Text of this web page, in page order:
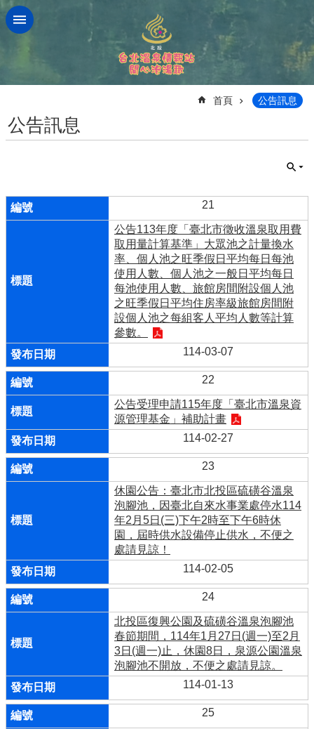
跳到主要內容區塊
首頁 公告訊息
公告訊息
21
公告113年度「臺北市徵收溫泉取用費
取用量計算基準」大眾池之計量換水
率、個人池之旺季假日平均每日每池
使用人數、個人池之一般日平均每日
每池使用人數、旅館房間附設個人池
之旺季假日平均住房率級旅館房間附
設個人池之每組客人平均人數等計算
參數。
114-03-07
22
公告受理申請115年度「臺北市溫泉資
源管理基金」補助計畫
114-02-27
23
休園公告：臺北市北投區硫磺谷溫泉
泡腳池，因臺北自來水事業處停水114
年2月5日(三)下午2時至下午6時休
園，屆時供水設備停止供水，不便之
處請見諒！
114-02-05
24
北投區復興公園及硫磺谷溫泉泡腳池
春節期間，114年1月27日(週一)至2月
3日(週一)止，休園8日，泉源公園溫泉
泡腳池不開放，不便之處請見諒。
114-01-13
25